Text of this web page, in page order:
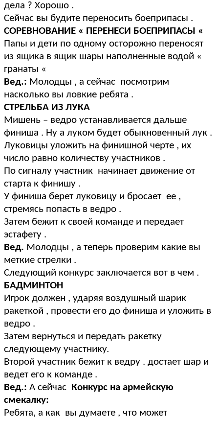
дела ? Хорошо .
Сейчас вы будите переносить боеприпасы .
СОРЕВНОВАНИЕ « ПЕРЕНЕСИ БОЕПРИПАСЫ «
Папы и дети по одному осторожно переносят
из ящика в ящик шары наполненные водой «
гранаты «
Вед.: Молодцы , а сейчас посмотрим
насколько вы ловкие ребята .
СТРЕЛЬБА ИЗ ЛУКА
Мишень – ведро устанавливается дальше
финиша . Ну а луком будет обыкновенный лук .
Луковицы уложить на финишной черте , их
число равно количеству участников .
По сигналу участник начинает движение от
старта к финишу .
У финиша берет луковицу и бросает ее ,
стремясь попасть в ведро .
Затем бежит к своей команде и передает
эстафету .
Вед. Молодцы , а теперь проверим какие вы
меткие стрелки .
Следующий конкурс заключается вот в чем .
БАДМИНТОН
Игрок должен , ударяя воздушный шарик
ракеткой , провести его до финиша и уложить в
ведро .
Затем вернуться и передать ракетку
следующему участнику.
Второй участник бежит к ведру . достает шар и
ведет его к команде .
Вед.: А сейчас
Конкурс на армейскую
смекалку:
Ребята, а как вы думаете , что может